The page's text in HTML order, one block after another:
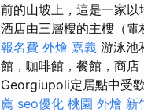
前的山坡上，這是一家以
酒店由三層樓的主樓（電
報名費 外燴 嘉義 游泳池
館，咖啡館，餐館，商店
Georgiupoli定居點中受
薦 seo優化 桃園 外燴 新